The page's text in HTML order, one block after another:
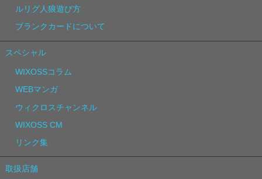
ルリグ人狼遊び方
ブランクカードについて
スペシャル
WIXOSSコラム
WEBマンガ
ウィクロスチャンネル
WIXOSS CM
リンク集
取扱店舗